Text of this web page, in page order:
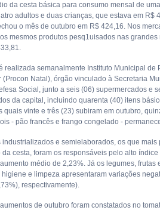
da cesta básica para consumo mensal de
adultos e duas crianças, que estava em R$
o mês de outubro em R$ 424,16. Nos
mesmos produtos pesq1uisados nas grandes
realizada semanalmente Instituto Municipal de
(Procon Natal), órgão vinculado à Secretaria
Social, junto a seis (06) supermercados e
da capital, incluindo quarenta (40) itens
quais vinte e três (23) subiram em outubro,
- pão francês e frango congelado -
industrializados e semielaborados, os que mais
da cesta, foram os responsáveis pelo alto
médio de 2,23%. Já os legumes, frutas
e limpeza apresentaram variações
respectivamente).
de outubro foram constatados no